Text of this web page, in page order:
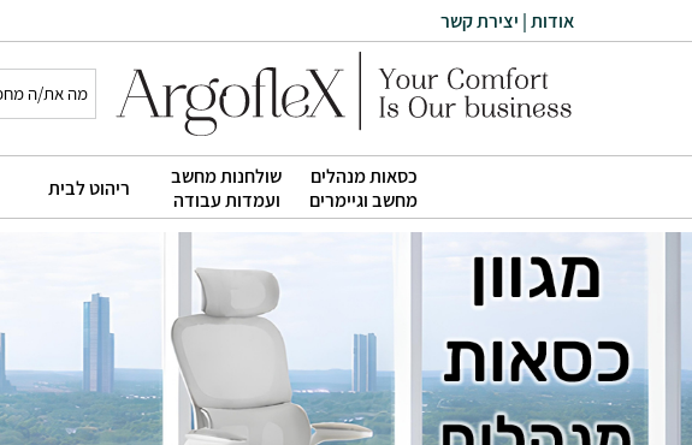
אודות| יצירת קשר
כסאות מנהלים
מחשב וגיימרים
שולחנות מחשב
ועמדות עבודה
ריהוט לבית